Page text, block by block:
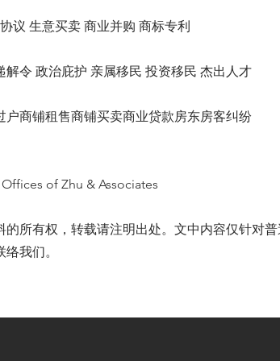
议 生意买卖 商业并购 商标专利
解令 政治庇护 亲属移民 投资移民 杰出人才
商铺租售商铺买卖商业贷款房东房客纠纷
of Zhu & Associates
所有权，转载请注明出处。文中内容仅针对普
我们。